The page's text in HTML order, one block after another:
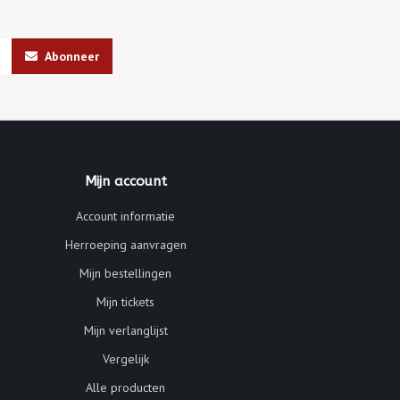
Abonneer
Mijn account
Account informatie
Herroeping aanvragen
Mijn bestellingen
Mijn tickets
Mijn verlanglijst
Vergelijk
Alle producten